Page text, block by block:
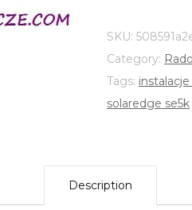
SKU:
Category:
Tags:
solaredge se5k
Description